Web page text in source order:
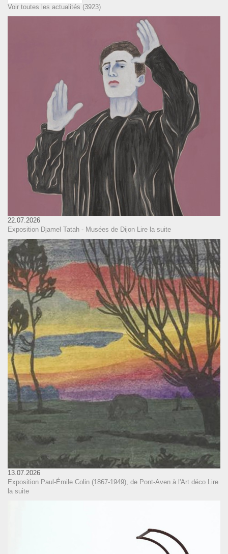
Voir toutes les actualités (3923)
22.07.2026
Exposition Djamel Tatah - Musées de Dijon Lire la suite
13.07.2026
Exposition Paul-Émile Colin (1867-1949), de Pont-Aven à l'Art déco
Lire
la suite